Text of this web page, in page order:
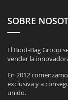
SOBRE
El Boot-Bag Group
vender la
En 2012
exclusiva y a
unido.